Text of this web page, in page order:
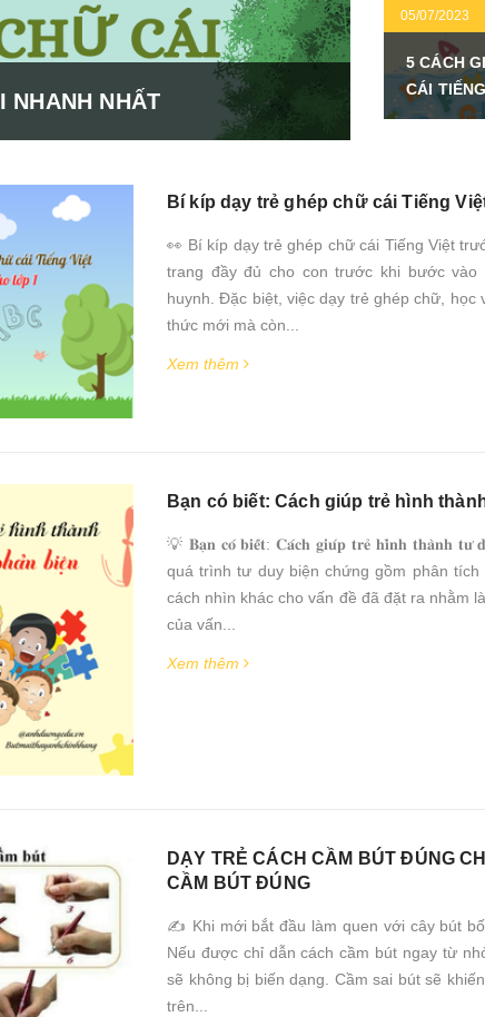
NHANH NHẤT
05/07/2023
5 CÁCH
CÁI
Bí kíp dạy trẻ ghép chữ cái Tiếng
👀 Bí kíp dạy trẻ ghép chữ cái Tiếng Việt
trang đầy đủ cho con trước khi bước
huynh. Đặc biệt, việc dạy trẻ ghép chữ,
thức mới mà còn...
Xem thêm
Bạn có biết: Cách giúp trẻ hình
💡 𝐁𝐚̣𝐧 𝐜𝐨́ 𝐛𝐢𝐞̂́𝐭: 𝐂𝐚́𝐜𝐡 𝐠𝐢𝐮́𝐩 𝐭𝐫𝐞̉ 𝐡𝐢̀𝐧𝐡 𝐭𝐡𝐚̀𝐧𝐡
quá trình tư duy biện chứng gồm phân
cách nhìn khác cho vấn đề đã đặt ra nhằm
của vấn...
Xem thêm
DẠY TRẺ CÁCH CẦM BÚT ĐÚNG
CẦM BÚT ĐÚNG
✍️ Khi mới bắt đầu làm quen với cây bút
Nếu được chỉ dẫn cách cầm bút ngay từ
sẽ không bị biến dạng. Cầm sai bút sẽ
trên...